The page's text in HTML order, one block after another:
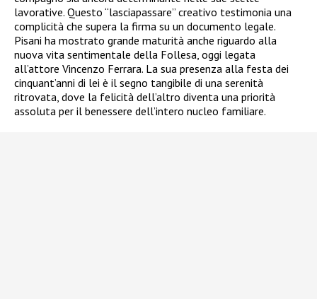
lavorative. Questo “lasciapassare” creativo testimonia una
complicità che supera la firma su un documento legale.
Pisani ha mostrato grande maturità anche riguardo alla
nuova vita sentimentale della Follesa, oggi legata
all’attore Vincenzo Ferrara. La sua presenza alla festa dei
cinquant’anni di lei è il segno tangibile di una serenità
ritrovata, dove la felicità dell’altro diventa una priorità
assoluta per il benessere dell’intero nucleo familiare.